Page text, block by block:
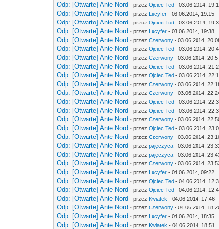
Odp: [Otwarte] Ante Nord - przezOjciec Ted - 03.06.2014,
Odp: [Otwarte] Ante Nord - przez Lucyfer - 03.06.2014, 19:15
Odp: [Otwarte] Ante Nord - przezOjciec Ted - 03.06.2014,
Odp: [Otwarte] Ante Nord - przez Lucyfer - 03.06.2014, 19:38
Odp: [Otwarte] Ante Nord - przezCzerwony - 03.06.2014,
Odp: [Otwarte] Ante Nord - przezOjciec Ted - 03.06.2014,
Odp: [Otwarte] Ante Nord - przezCzerwony - 03.06.2014,
Odp: [Otwarte] Ante Nord - przezOjciec Ted - 03.06.2014,
Odp: [Otwarte] Ante Nord - przezOjciec Ted - 03.06.2014,
Odp: [Otwarte] Ante Nord - przezCzerwony - 03.06.2014,
Odp: [Otwarte] Ante Nord - przezCzerwony - 03.06.2014,
Odp: [Otwarte] Ante Nord - przezOjciec Ted - 03.06.2014,
Odp: [Otwarte] Ante Nord - przezOjciec Ted - 03.06.2014,
Odp: [Otwarte] Ante Nord - przezCzerwony - 03.06.2014,
Odp: [Otwarte] Ante Nord - przezOjciec Ted - 03.06.2014,
Odp: [Otwarte] Ante Nord - przezCzerwony - 03.06.2014,
Odp: [Otwarte] Ante Nord - przezpajęczyca - 03.06.2014, 23:31
Odp: [Otwarte] Ante Nord - przezpajęczyca - 03.06.2014,
Odp: [Otwarte] Ante Nord - przezCzerwony - 03.06.2014,
Odp: [Otwarte] Ante Nord - przez Lucyfer - 04.06.2014, 09:22
Odp: [Otwarte] Ante Nord - przezOjciec Ted - 04.06.2014,
Odp: [Otwarte] Ante Nord - przezOjciec Ted - 04.06.2014,
Odp: [Otwarte] Ante Nord - przez Kwiatek - 04.06.2014, 17:46
Odp: [Otwarte] Ante Nord - przezCzerwony - 04.06.2014,
Odp: [Otwarte] Ante Nord - przez Lucyfer - 04.06.2014, 18:35
Odp: [Otwarte] Ante Nord - przez Kwiatek - 04.06.2014, 18:51